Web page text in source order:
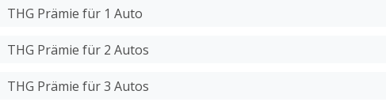
THG Prämie für 1 Auto
THG Prämie für 2 Autos
THG Prämie für 3 Autos